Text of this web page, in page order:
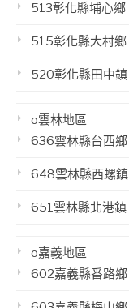
513彰化縣埔心鄉
515彰化縣大村鄉
520彰化縣田中鎮
o雲林地區
636雲林縣台西鄉
648雲林縣西螺鎮
651雲林縣北港鎮
o嘉義地區
602嘉義縣番路鄉